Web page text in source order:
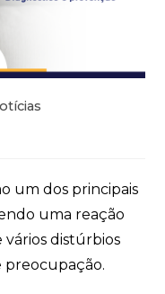
um dos principais
uma reação
distúrbios
preocupação.